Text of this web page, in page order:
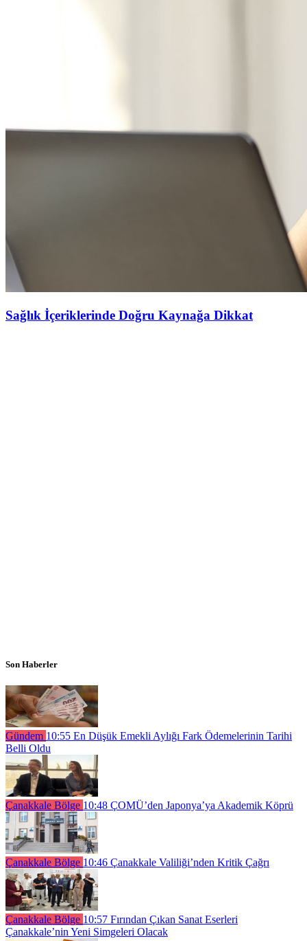
Sağlık İçeriklerinde Doğru Kaynağa Dikkat
Son Haberler
Gündem 10:55 En Düşük Emekli Aylığı Fark Ödemelerinin Tarihi
Belli Oldu
Çanakkale Bölge 10:48 ÇOMÜ’den Japonya’ya Akademik Köprü
Çanakkale Bölge 10:46 Çanakkale Valiliği’nden Kritik Çağrı
Çanakkale Bölge 10:57 Fırından Çıkan Sanat Eserleri
Çanakkale’nin Yeni Simgeleri Olacak